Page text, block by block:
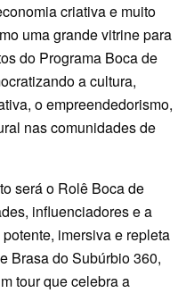
criativa e muito
uma grande vitrine para
do Programa Boca de
a cultura,
o empreendedorismo,
nas comunidades de
será o Rolê Boca de
influenciadores e a
imersiva e repleta
Brasa do Subúrbio 360,
tour que celebra a